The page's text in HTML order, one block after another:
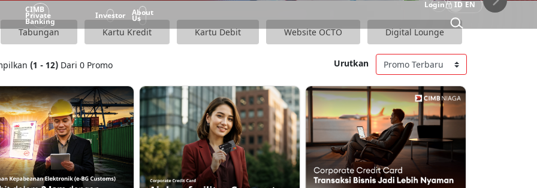
CIMB
Private
Banking
Investor About
Us
Login ID EN
Tabungan Kartu Kredit Kartu Debit Website OCTO Digital Lounge Poin Xtra
(1 - 12) Dari 0 Promo Urutkan